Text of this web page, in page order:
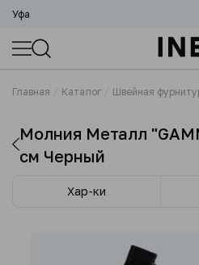
Уфа
Главная Каталог Швейная
Молния Металл
см Черный
Хар-ки